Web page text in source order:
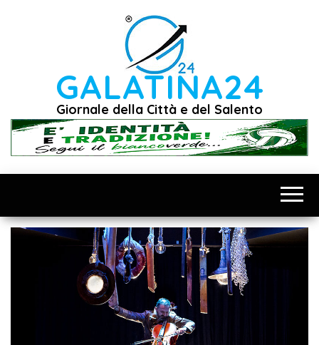
GALATINA24
Giornale della Città e del Salento